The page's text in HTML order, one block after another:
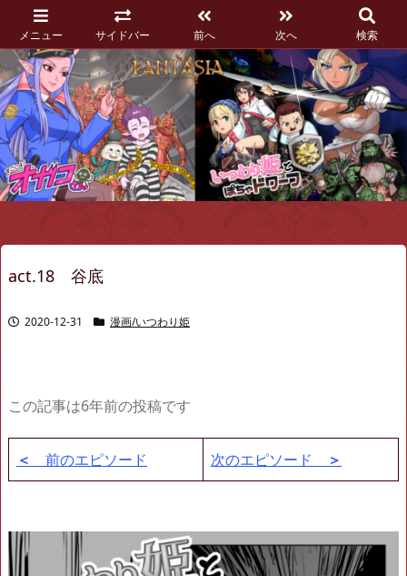
メニュー サイドバー 前へ 次へ 検索
act.18 谷底
2020-12-31 漫画/いつわり姫
この記事は6年前の投稿です
＜ 前のエピソード 次のエピソード ＞